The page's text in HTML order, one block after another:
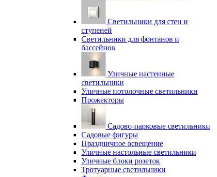
Светильники для стен и
ступеней
Светильники для фонтанов и
бассейнов
Уличные настенные
светильники
Уличные потолочные светильники
Прожекторы
Садово-парковые светильники
Садовые фигуры
Праздничное освещение
Уличные настольные светильники
Уличные блоки розеток
Тротуарные светильники